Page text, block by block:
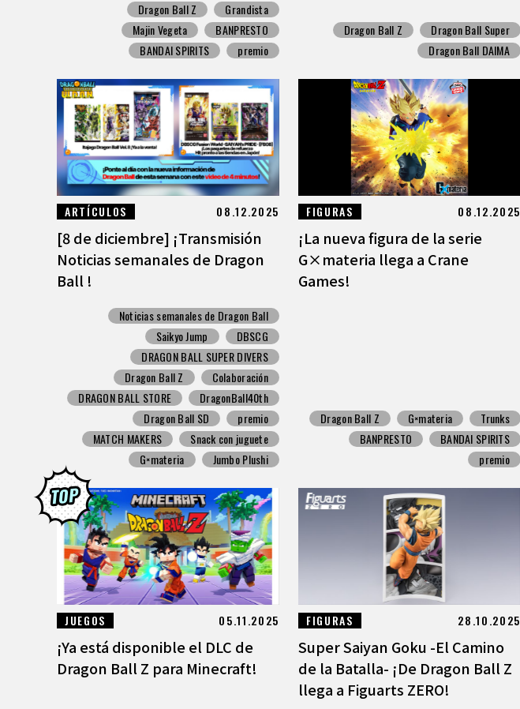
Dragon Ball Z
Grandista
Majin Vegeta
BANPRESTO
BANDAI SPIRITS
premio
Dragon Ball Z
Dragon Ball Super
Dragon Ball DAIMA
ARTÍCULOS 08.12.2025
[8 de diciembre] ¡Transmisión
Noticias semanales de Dragon
Ball !
Noticias semanales de Dragon Ball
Saikyo Jump
DBSCG
DRAGON BALL SUPER DIVERS
Dragon Ball Z
Colaboración
DRAGON BALL STORE
DragonBall40th
Dragon Ball SD
premio
MATCH MAKERS
Snack con juguete
G×materia
Jumbo Plushi
FIGURAS 08.12.2025
¡La nueva figura de la serie
G×materia llega a Crane
Games!
Dragon Ball Z G×materia
Trunks
BANPRESTO
BANDAI SPIRITS
premio
JUEGOS 05.11.2025
¡Ya está disponible el DLC de
Dragon Ball Z para Minecraft!
FIGURAS 28.10.2025
Super Saiyan Goku -El Camino
de la Batalla- ¡De Dragon Ball Z
llega a Figuarts ZERO!